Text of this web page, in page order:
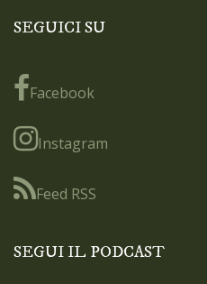
SEGUICI SU
Facebook
Instagram
Feed RSS
SEGUI IL PODCAST